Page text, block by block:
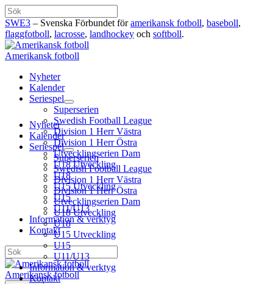
Hoppa
till
innehåll
Sök
SWE3 – Svenska Förbundet föramerikansk fotboll, baseboll,
flaggfotboll, lacrosse, landhockey och softboll.
Amerikansk fotboll
Nyheter
Kalender
Seriespel
Superserien
Swedish Football League
Division 1 Herr Västra
Division 1 Herr Östra
Utvecklingserien Dam
U18 Utveckling
U18
U15 Utveckling
U15
U11/U13
Information & verktyg
Kontakt
Sök
Amerikansk fotboll
Nyheter
Kalender
Seriespel
Superserien
Swedish Football League
Division 1 Herr Västra
Division 1 Herr Östra
Utvecklingserien Dam
U18 Utveckling
U18
U15 Utveckling
U15
U11/U13
Information & verktyg
Kontakt